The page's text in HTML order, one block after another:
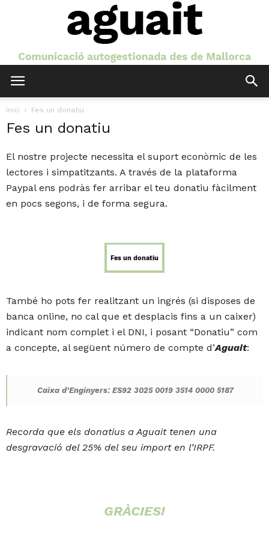
Inici Fes un donatiu
Fes un donatiu
El nostre projecte necessita el suport econòmic de les
lectores i simpatitzants. A través de la plataforma
Paypal ens podràs fer arribar el teu donatiu fàcilment
en pocs segons, i de forma segura.
També ho pots fer realitzant un ingrés (si disposes de
banca online, no cal que et desplacis fins a un caixer)
indicant nom complet i el DNI, i posant “Donatiu” com
a concepte, al següent número de compte d’Aguait:
Caixa d’Enginyers: ES92 3025 0019 3514 0000 5187
Recorda que els donatius a Aguait tenen una
desgravació del 25% del seu import en l’IRPF.
GRÀCIES!